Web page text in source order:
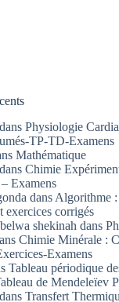
dans Physiologie
TP-TD-Examens
Mathématique
dans Chimie
Examens
dans Algorithme :
exercices corrigés
shekinah dans
Chimie Minérale :
Examens
Tableau périodique
de Mendeleïev
dans Transfert